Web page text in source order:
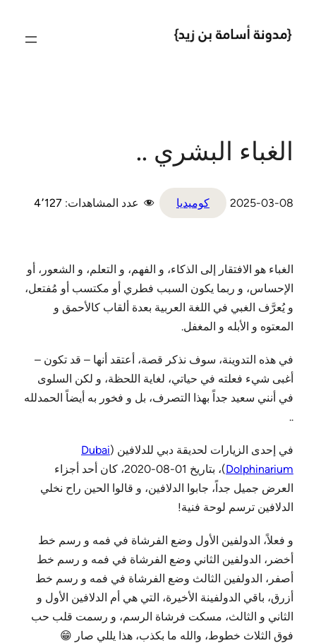
الغباء البشري ..
2025-03-08 كوميديا عدد المشاهدات: 4٬127
الغباء هو الافتقار إلى الذكاء، و الفهم، و التعلم، و الشعور، أو
الإحساس، و ربما يكون السبب فطري أو مكتسب أو مُفتعل،
و يُعرَّف الغبي في اللغة العربية بعدة ألقاب كالأحمق و
المعتوه و الأبله و المغفل.
في هذه التدوينة، سوف نذكر قصة، أعتقد أنها – قد تكون –
أغبى شيء فعلته في حياتي، لغاية اللحظة، و لكن السلوى
في أنني سعيد جداً بهذا التصرف، بل و فخور به أيضاً الحمدلله
..
في إحدى الزيارات لحديقة دبي للدلافين (Dubai
Dolphinarium
)، بتاريخ 01-08-2020، كان أحد أجزاء
العرض جميل جداً، جابوا الدلافين، و قالوا الحين راح نخلي
الدلافين ترسم لوحة فنية!
و فعلاً، الدولفين الأول وضع الفرشاة في فمه و رسم خط
أخضر، الدولفين الثاني وضع الفرشاة في فمه و رسم خط
أصفر، الدولفين الثالث وضع الفرشاة في فمه و رسم خط
أزرق، باقي الدولفينة الأخيرة، التي هي أم الدلافين الأول و
الثاني و الثالث، مسكت فرشاة الرسم، و رسمت قلب حب
فوق الثلاث خطوط، والله ما بكذب، هذا يللي صار 😁